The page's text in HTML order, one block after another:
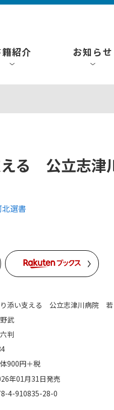
紹介 お知らせ
える 公立志
選書
添い支える 公立志津川病院 若
武
判
900円＋税
年01月31日発売
4-910835-28-0